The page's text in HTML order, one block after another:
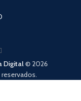
Digital© 2026
utilizar las flechas